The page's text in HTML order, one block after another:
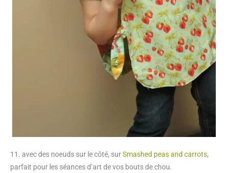
11. avec des noeuds sur le côté, surSmashed peas and carrots,
parfait pour les séances d’art de vos bouts de chou.